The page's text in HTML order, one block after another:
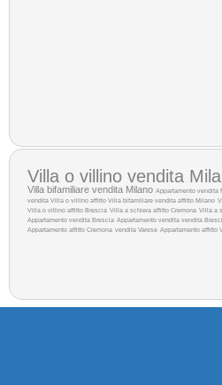
Villa o villino vendita
Villa bifamiliare vendita Milano Appartamento vendita
vendita Villa o villino affitto Villa bifamiliare vendita affitto Milano
Villa o villino affitto Brescia Villa a schiera affitto Cremona Villa a
Appartamento vendita Brescia Appartamento vendita vendita
Appartamento affitto Cremona vendita Varese Appartamento affitto